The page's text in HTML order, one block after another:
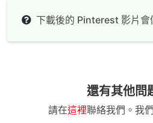
下載後的 Pinterest 影片會
還有其他問
請在這裡聯絡我們。我